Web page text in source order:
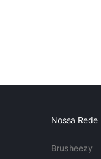
Nossa Rede
Brusheezy